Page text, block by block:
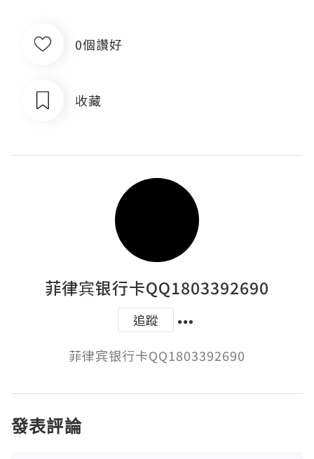
0個讚好
收藏
菲律宾银行卡QQ1803392690
追蹤
菲律宾银行卡QQ1803392690
發表評論